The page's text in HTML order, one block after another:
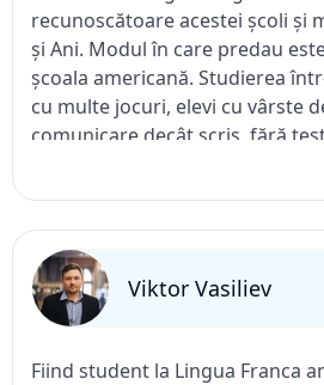
recunoscătoare acestei școli și
și Ani. Modul în care predau
școala americană. Studierea
cu multe jocuri, elevi cu vârste
comunicare decât scris, fără
moduri îți dau îndrăzneală,
făcându-i pe toți "Love Tea" cu
Franca este cea mai bună
buni profesori. Vă iubesc fetelor
Viktor Vasiliev
Fiind student la Lingua Franca